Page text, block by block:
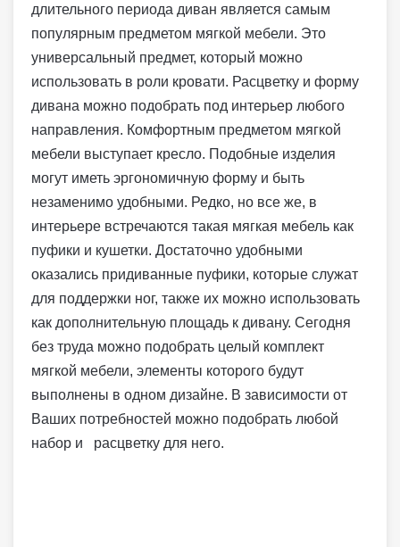
длительного периода диван является самым
популярным предметом мягкой мебели. Это
универсальный предмет, который можно
использовать в роли кровати. Расцветку и форму
дивана можно подобрать под интерьер любого
направления. Комфортным предметом мягкой
мебели выступает кресло. Подобные изделия
могут иметь эргономичную форму и быть
незаменимо удобными. Редко, но все же, в
интерьере встречаются такая мягкая мебель как
пуфики и кушетки. Достаточно удобными
оказались придиванные пуфики, которые служат
для поддержки ног, также их можно использовать
как дополнительную площадь к дивану. Сегодня
без труда можно подобрать целый комплект
мягкой мебели, элементы которого будут
выполнены в одном дизайне. В зависимости от
Ваших потребностей можно подобрать любой
набор и расцветку для него.